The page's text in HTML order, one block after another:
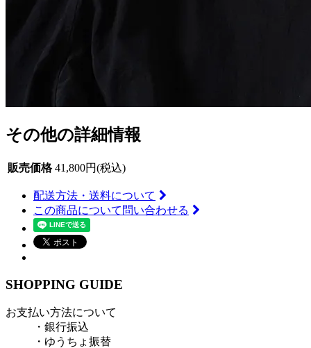
その他の詳細情報
販売価格 41,800円(税込)
配送方法・送料について
この商品について問い合わせる
SHOPPING GUIDE
お支払い方法について
・銀行振込
・ゆうちょ振替